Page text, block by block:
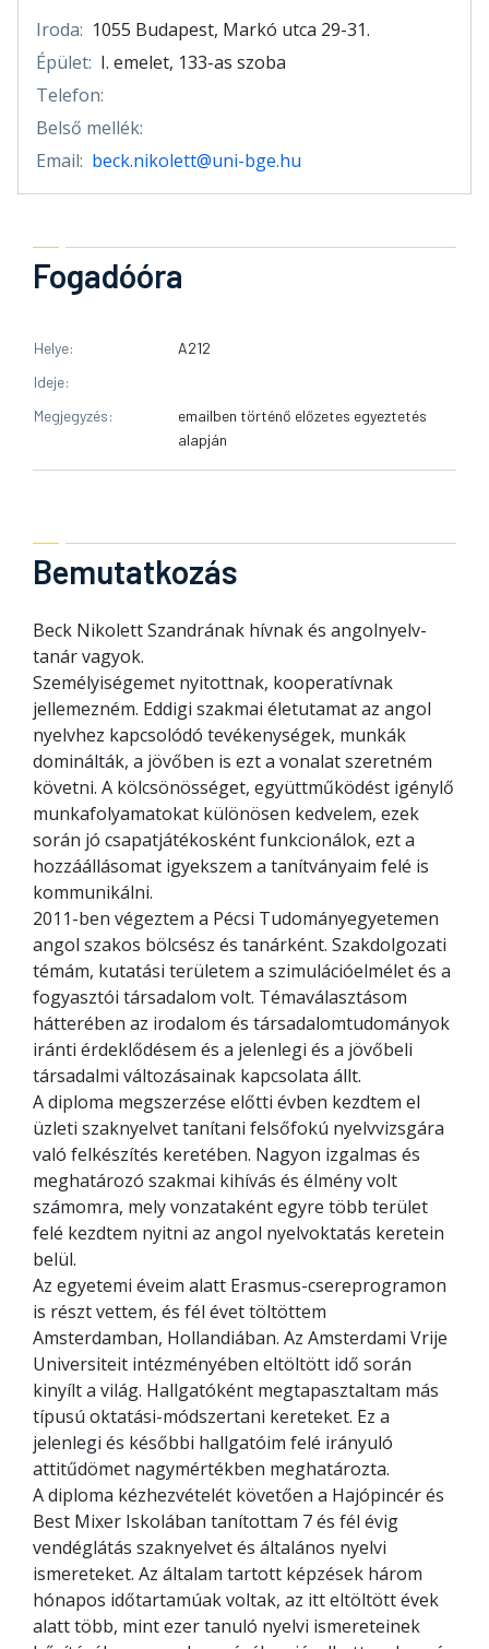
Iroda: 1055 Budapest, Markó utca 29-31.
Épület: I. emelet, 133-as szoba
Telefon:
Belső mellék:
Email: beck.nikolett@uni-bge.hu
Bemutatkozás
Beck Nikolett Szandrának hívnak és angolnyelv-
tanár vagyok.
Személyiségemet nyitottnak, kooperatívnak
jellemezném. Eddigi szakmai életutamat az angol
nyelvhez kapcsolódó tevékenységek, munkák
dominálták, a jövőben is ezt a vonalat szeretném
követni. A kölcsönösséget, együttműködést igénylő
munkafolyamatokat különösen kedvelem, ezek
során jó csapatjátékosként funkcionálok, ezt a
hozzáállásomat igyekszem a tanítványaim felé is
kommunikálni.
2011-ben végeztem a Pécsi Tudományegyetemen
angol szakos bölcsész és tanárként. Szakdolgozati
témám, kutatási területem a szimulációelmélet és a
fogyasztói társadalom volt. Témaválasztásom
hátterében az irodalom és társadalomtudományok
iránti érdeklődésem és a jelenlegi és a jövőbeli
társadalmi változásainak kapcsolata állt.
A diploma megszerzése előtti évben kezdtem el
üzleti szaknyelvet tanítani felsőfokú nyelvvizsgára
való felkészítés keretében. Nagyon izgalmas és
meghatározó szakmai kihívás és élmény volt
számomra, mely vonzataként egyre több terület
felé kezdtem nyitni az angol nyelvoktatás keretein
belül.
Az egyetemi éveim alatt Erasmus-csereprogramon
is részt vettem, és fél évet töltöttem
Amsterdamban, Hollandiában. Az Amsterdami Vrije
Universiteit intézményében eltöltött idő során
kinyílt a világ. Hallgatóként megtapasztaltam más
típusú oktatási-módszertani kereteket. Ez a
jelenlegi és későbbi hallgatóim felé irányuló
attitűdömet nagymértékben meghatározta.
A diploma kézhezvételét követően a Hajópincér és
Best Mixer Iskolában tanítottam 7 és fél évig
vendéglátás szaknyelvet és általános nyelvi
ismereteket. Az általam tartott képzések három
hónapos időtartamúak voltak, az itt eltöltött évek
alatt több, mint ezer tanuló nyelvi ismereteinek
Fogadóóra
Helye
A212
Ideje
Megjegyzés
emailben történő előzetes egyeztetés
alapján